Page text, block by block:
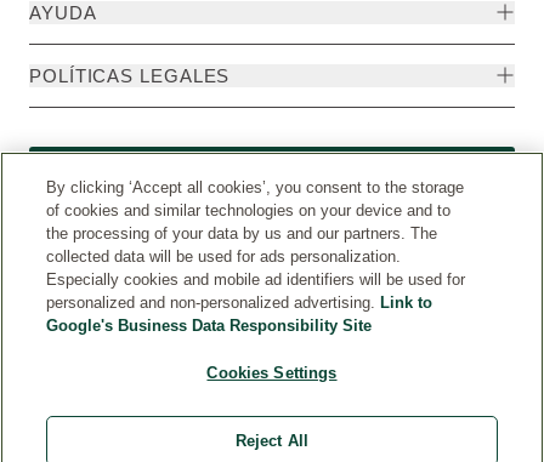
AYUDA
POLÍTICAS LEGALES
Weleda Internacional © Weleda 2026
By clicking ‘Accept all cookies’, you consent to the storage
of cookies and similar technologies on your device and to
the processing of your data by us and our partners. The
collected data will be used for ads personalization.
Especially cookies and mobile ad identifiers will be used for
personalized and non-personalized advertising. Link to
Google's Business Data Responsibility Site
Cookies Settings
Reject All